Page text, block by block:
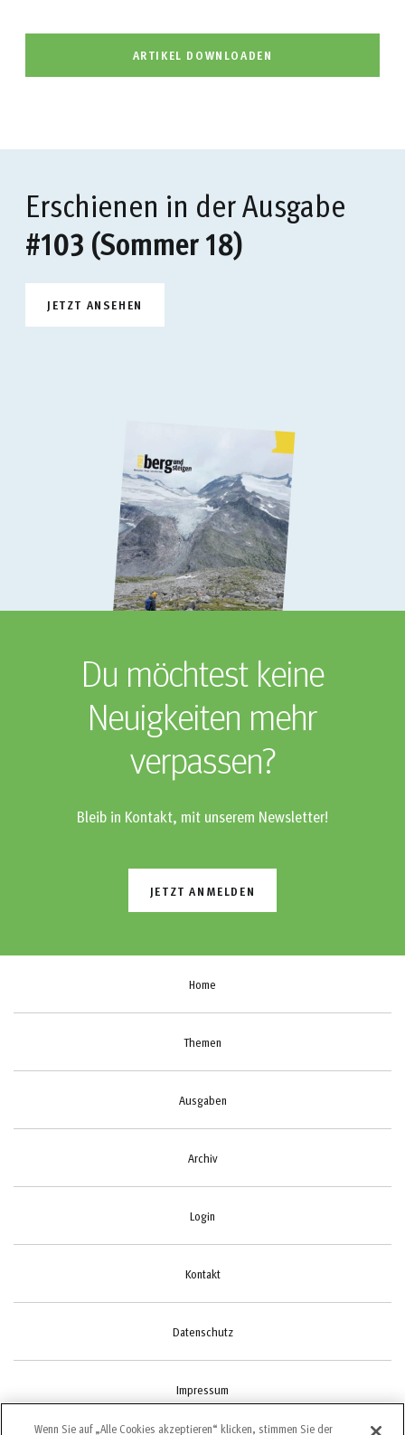
ARTIKEL DOWNLOADEN
Erschienen in der Ausgabe
#103 (Sommer 18)
JETZT ANSEHEN
Du möchtest keine
Neuigkeiten mehr
verpassen?
Bleib in Kontakt, mit unserem Newsletter!
JETZT ANMELDEN
Home
Themen
Ausgaben
Archiv
Login
Kontakt
Datenschutz
Impressum
Wenn Sie auf „Alle Cookies akzeptieren“ klicken, stimmen Sie der